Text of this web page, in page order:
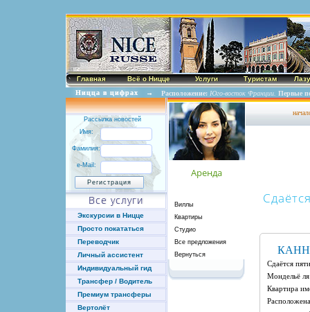
Ницца в цифрах → Расположение: Юго-восток Франции. Первые
Рассылка новостей
Имя:
Фамилия:
e-Mail:
Все услуги
Экскурсии в Ницце
Просто покататься
Переводчик
Личный ассистент
Индивидуальный гид
Трансфер / Водитель
Премиум трансферы
Вертолёт
Аренда
Виллы
Квартиры
Студио
Все предложения
Вернуться
Сдаётся
Мондельё
Квартира
Главная Всё о Ницце Услуги Туристам